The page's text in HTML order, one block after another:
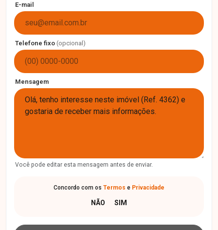
E-mail
Telefone fixo (opcional)
Mensagem
Você pode editar esta mensagem antes de enviar.
Concordo com os Termos e Privacidade